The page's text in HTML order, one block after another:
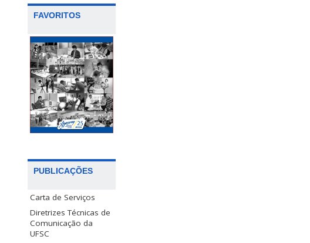
FAVORITOS
PUBLICAÇÕES
Carta de Serviços
Diretrizes Técnicas de
Comunicação da
UFSC